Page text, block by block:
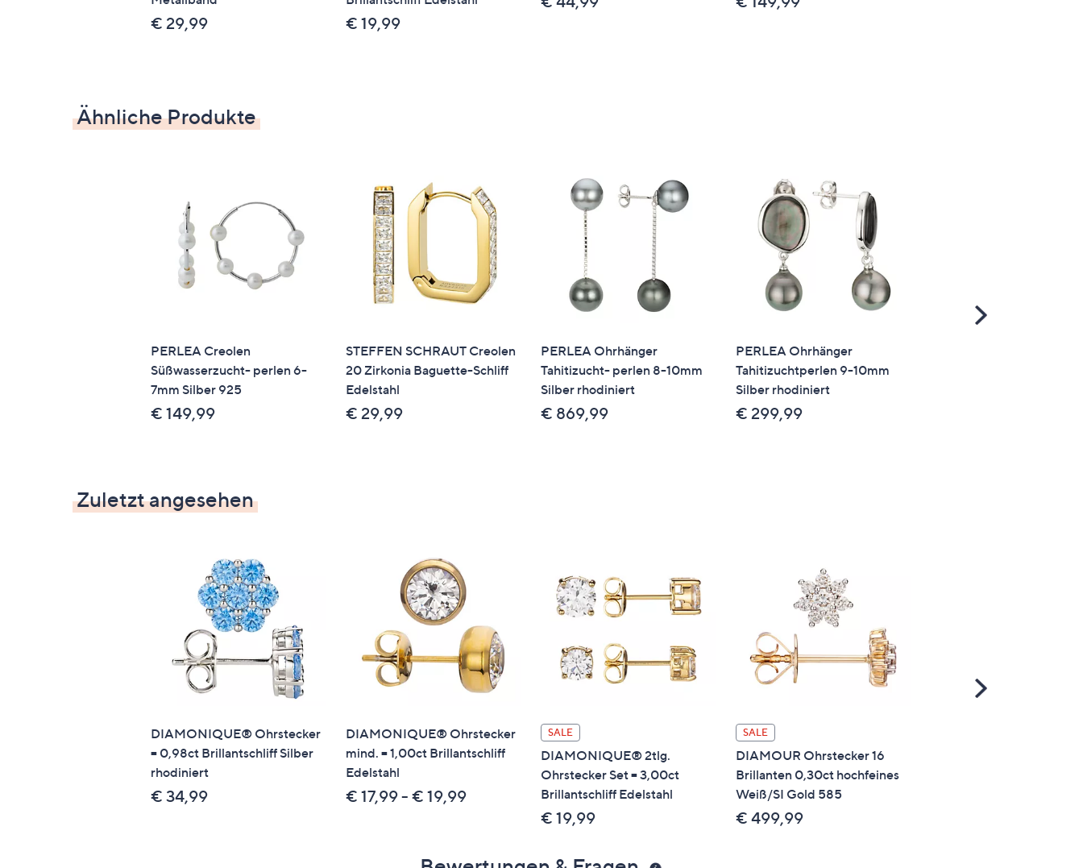
€ 29,99 € 19,99
Ähnliche Produkte
PERLEA Creolen
Süßwasserzucht- perlen 6-
7mm Silber 925
€ 149,99
STEFFEN SCHRAUT Creolen
20 Zirkonia Baguette-Schliff
Edelstahl
€ 29,99
PERLEA Ohrhänger
Tahitizucht- perlen 8-10mm
Silber rhodiniert
€ 869,99
PERLEA Ohrhänger
Tahitizuchtperlen 9-10mm
Silber rhodiniert
€ 299,99
Scroll
Zuletzt angesehen
DIAMONIQUE® Ohrstecker
= 0,98ct Brillantschliff Silber
rhodiniert
€ 34,99
DIAMONIQUE® Ohrstecker
mind. = 1,00ct Brillantschliff
Edelstahl
€ 17,99 - € 19,99
SALE
DIAMONIQUE® 2tlg.
Ohrstecker Set = 3,00ct
Brillantschliff Edelstahl
€ 19,99
SALE
DIAMOUR Ohrstecker 16
Brillanten 0,30ct hochfeines
Weiß/SI Gold 585
€ 499,99
Scroll